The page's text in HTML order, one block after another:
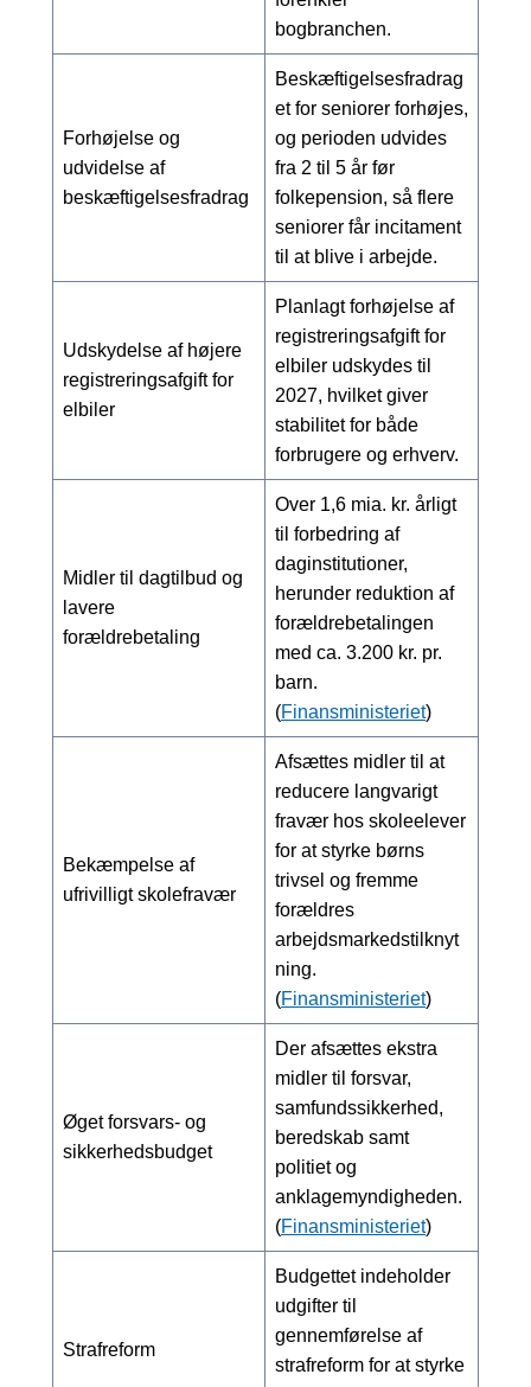
bogbranchen.
Forhøjelse og
udvidelse af
beskæftigelsesfradrag
Beskæftigelsesfradrag
et for seniorer forhøjes,
og perioden udvides
fra 2 til 5 år før
folkepension, så flere
seniorer får incitament
til at blive i arbejde.
Udskydelse af højere
registreringsafgift for
elbiler
Planlagt forhøjelse af
registreringsafgift for
elbiler udskydes til
2027, hvilket giver
stabilitet for både
forbrugere og erhverv.
Midler til dagtilbud og
lavere
forældrebetaling
Over 1,6 mia. kr. årligt
til forbedring af
daginstitutioner,
herunder reduktion af
forældrebetalingen
med ca. 3.200 kr. pr.
barn.
(Finansministeriet)
Bekæmpelse af
ufrivilligt skolefravær
Afsættes midler til at
reducere langvarigt
fravær hos skoleelever
for at styrke børns
trivsel og fremme
forældres
arbejdsmarkedstilknyt
ning.
(Finansministeriet)
Øget forsvars- og
sikkerhedsbudget
Der afsættes ekstra
midler til forsvar,
samfundssikkerhed,
beredskab samt
politiet og
anklagemyndigheden.
(Finansministeriet)
Strafreform
Budgettet indeholder
udgifter til
gennemførelse af
strafreform for at styrke